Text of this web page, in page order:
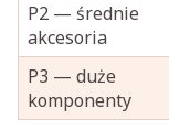
P2 — średnie
akcesoria
P3 — duże
komponenty